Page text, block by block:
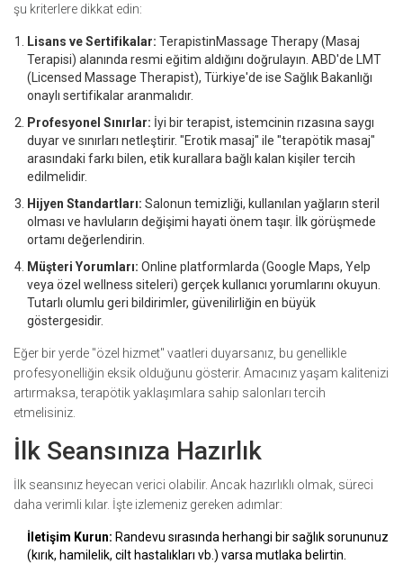
şu kriterlere dikkat edin:
Lisans ve Sertifikalar: TerapistinMassage Therapy (Masaj
Terapisi) alanında resmi eğitim aldığını doğrulayın. ABD'de LMT
(Licensed Massage Therapist), Türkiye'de ise Sağlık Bakanlığı
onaylı sertifikalar aranmalıdır.
Profesyonel Sınırlar: İyi bir terapist, istemcinin rızasına saygı
duyar ve sınırları netleştirir. "Erotik masaj" ile "terapötik masaj"
arasındaki farkı bilen, etik kurallara bağlı kalan kişiler tercih
edilmelidir.
Hijyen Standartları: Salonun temizliği, kullanılan yağların steril
olması ve havluların değişimi hayati önem taşır. İlk görüşmede
ortamı değerlendirin.
Müşteri Yorumları: Online platformlarda (Google Maps, Yelp
veya özel wellness siteleri) gerçek kullanıcı yorumlarını okuyun.
Tutarlı olumlu geri bildirimler, güvenilirliğin en büyük
göstergesidir.
Eğer bir yerde "özel hizmet" vaatleri duyarsanız, bu genellikle
profesyonelliğin eksik olduğunu gösterir. Amacınız yaşam kalitenizi
artırmaksa, terapötik yaklaşımlara sahip salonları tercih
etmelisiniz.
İlk Seansınıza Hazırlık
İlk seansınız heyecan verici olabilir. Ancak hazırlıklı olmak, süreci
daha verimli kılar. İşte izlemeniz gereken adımlar:
İletişim Kurun: Randevu sırasında herhangi bir sağlık sorununuz
(kırık, hamilelik, cilt hastalıkları vb.) varsa mutlaka belirtin.